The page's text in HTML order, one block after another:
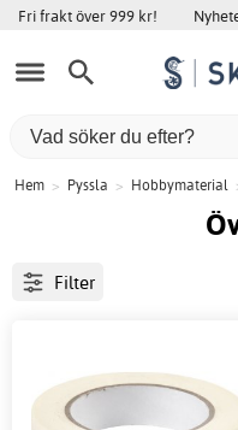
Fri frakt över 999 kr!
Hem > Pyssla > Hobbymaterial
Filter